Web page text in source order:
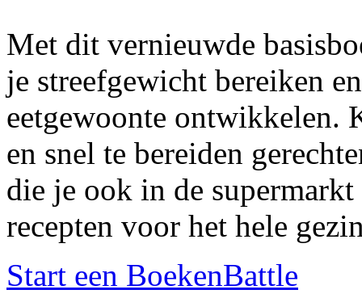
Met dit vernieuwde
je streefgewicht bereiken
eetgewoonte ontwikkelen.
en snel te bereiden
die je ook in de
recepten voor het hele
Start een BoekenBattle